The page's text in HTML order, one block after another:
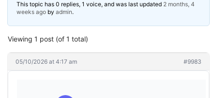
This topic has 0 replies, 1 voice, and was last updated 2 months, 4
weeks ago by admin.
Viewing 1 post (of 1 total)
05/10/2026 at 4:17 am #9983